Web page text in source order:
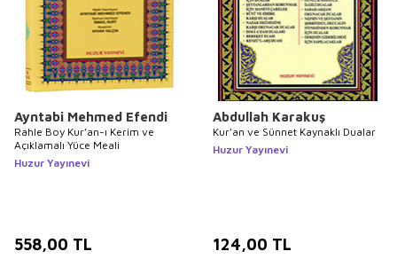
Ayntabi Mehmed Efendi
Rahle Boy Kur’an-ı Kerim ve
Açıklamalı Yüce Meali
Huzur Yayınevi
558,00 TL
Abdullah Karakuş
Kur’an ve Sünnet Kaynaklı Dualar
Huzur Yayınevi
124,00 TL